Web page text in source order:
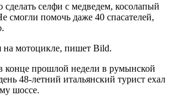
сделать селфи с медведем, косолапый
смогли помочь даже 40 спасателей,
на мотоцикле, пишет Bild.
конце прошлой недели в румынской
48-летний итальянский турист ехал
шоссе.